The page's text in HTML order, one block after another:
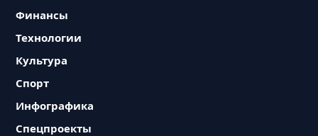
Финансы
Технологии
Культура
Спорт
Инфографика
Спецпроекты